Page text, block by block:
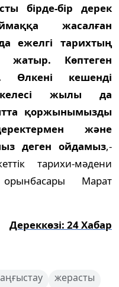
бірде-бір дерек
жасалған
ежелгі тарихтың
Көптеген
Өлкені кешенді
жылы да
қоржынымызды
және
деген ойдамыз,-
тарихи-мәдени
Марат
Дереккөзі: 24 Хабар
жерасты